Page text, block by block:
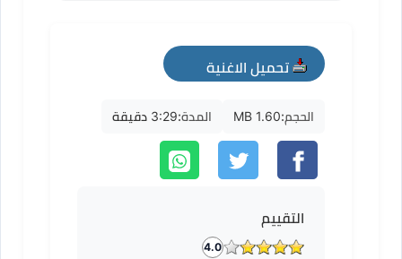
تحميل الاغنية
mp3
الحجم:1.60 MB المدة:3:29 دقيقة
التقييم
4.0